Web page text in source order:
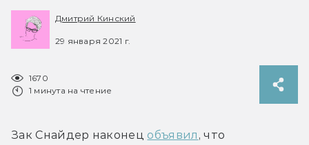
Дмитрий Кинский
29 января 2021 г.
1670
1 минута на чтение
Зак Снайдер наконец объявил , что